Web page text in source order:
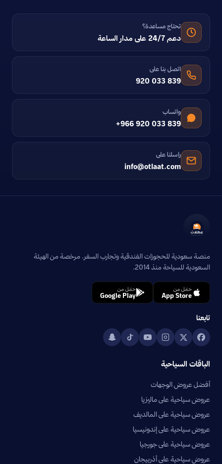
تحتاج مساعدة؟
دعم 24/7 على مدار الساعة
اتصل بنا على
920 033 839
واتساب
+966 920 033 839
راسلنا على
info@otlaat.com
منصة سعودية للحجوزات الفندقية وتجارب السفر. مرخصة من الهيئة
السعودية للسياحة منذ 2014.
حمّل من
App Store
حمّل من
Google Play
تابعنا
الباقات السياحية
أفضل عروض الوجهات
عروض سياحية على ماليزيا
عروض سياحية على المالديف
عروض سياحية على إندونيسيا
عروض سياحية على جورجيا
عروض سياحية على أذربيجان